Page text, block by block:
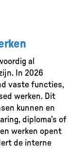
al
In 2026
vaste functies,
werken. Dit
kunnen en
diploma’s of
werken opent
de interne